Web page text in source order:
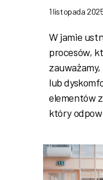
1 listopada
W jamie
procesów,
lub
elementów
który